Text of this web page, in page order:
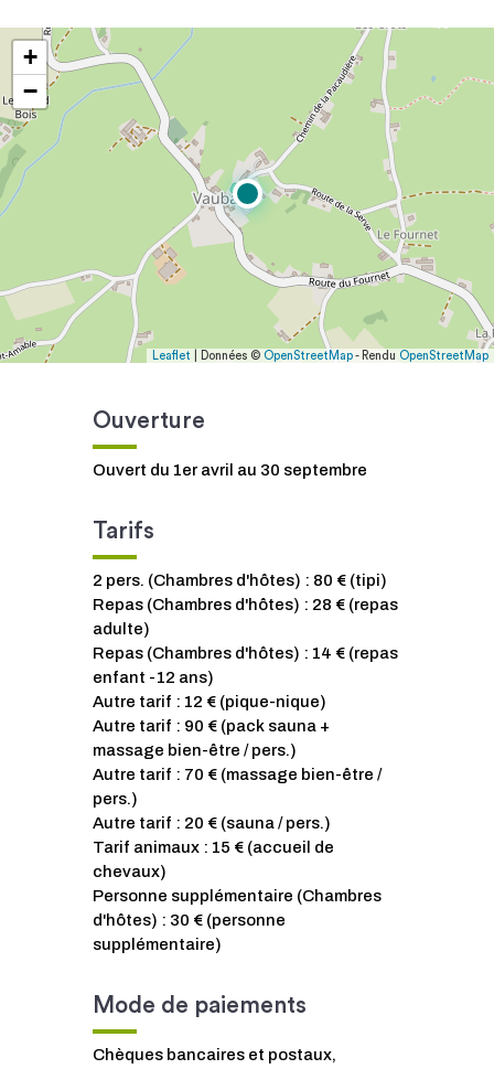
+
−
Leaflet | Données © OpenStreetMap- Rendu OpenStreetMap
Ouverture
Ouvert du 1er avril au 30 septembre
Tarifs
2 pers. (Chambres d'hôtes) : 80 € (tipi)
Repas (Chambres d'hôtes) : 28 € (repas
adulte)
Repas (Chambres d'hôtes) : 14 € (repas
enfant -12 ans)
Autre tarif : 12 € (pique-nique)
Autre tarif : 90 € (pack sauna +
massage bien-être / pers.)
Autre tarif : 70 € (massage bien-être /
pers.)
Autre tarif : 20 € (sauna / pers.)
Tarif animaux : 15 € (accueil de
chevaux)
Personne supplémentaire (Chambres
d'hôtes) : 30 € (personne
supplémentaire)
Mode de paiements
Chèques bancaires et postaux,